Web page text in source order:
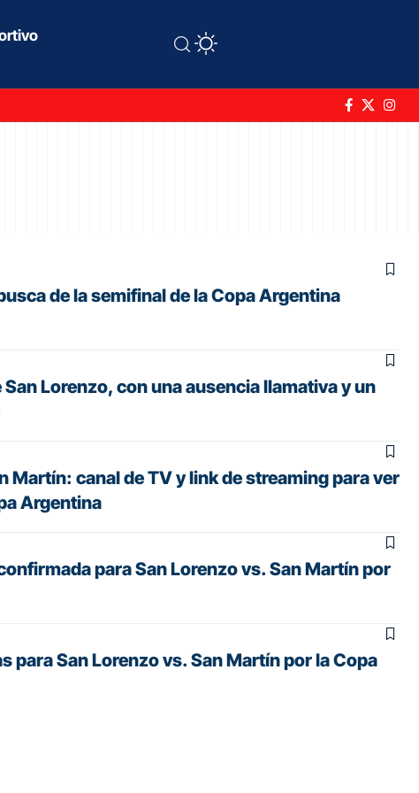
de la semifinal de la Copa Argentina
Lorenzo, con una ausencia llamativa y un
Martín: canal de TV y link de streaming para ver
Argentina
para San Lorenzo vs. San Martín por
para San Lorenzo vs. San Martín por la Copa